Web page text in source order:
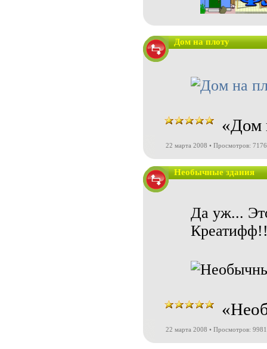
Дом на плоту
«Дом
22 марта 2008 • Просмотров: 7176
Необычные здания
Да уж...
22 марта 2008 • Просмотров: 9981